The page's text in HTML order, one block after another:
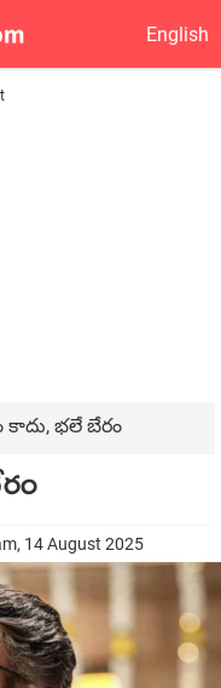
English
భలే బేరం
14 August 2025